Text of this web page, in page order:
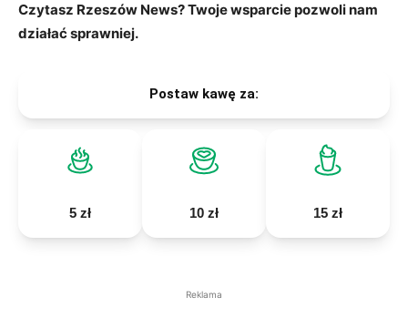
Czytasz Rzeszów News? Twoje wsparcie pozwoli nam
działać sprawniej.
Postaw kawę za:
5 zł 10 zł 15 zł
Reklama